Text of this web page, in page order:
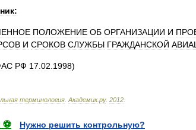
ПОЛОЖЕНИЕ ОБ ОРГАНИЗАЦИИ И
И СРОКОВ СЛУЖБЫ ГРАЖДАНСКОЙ
РФ 17 02 1998)
терминология Академик.ру. 2012
Нужно решить контрольную?